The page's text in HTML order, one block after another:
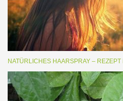
NATÜRLICHES HAARSPRAY – REZEPT